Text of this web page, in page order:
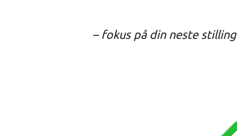
– fokus på din neste stilling